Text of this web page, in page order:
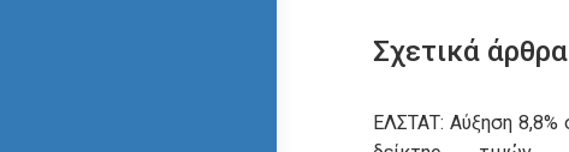
Σχετικά άρθρα
ΕΛΣΤΑΤ: Αύξηση 8,8%